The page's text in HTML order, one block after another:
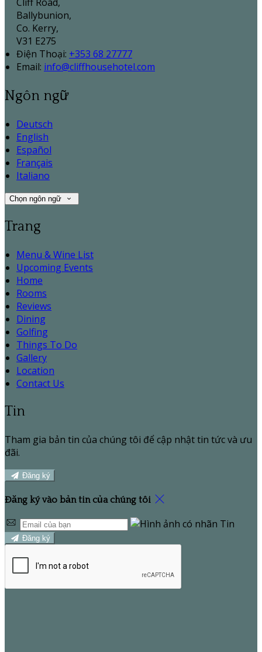
Ballybunion,
Co. Kerry,
V31 E275
Điện Thoại: +353 68 27777
Email: info@cliffhousehotel.com
Ngôn ngữ
Deutsch
English
Español
Français
Italiano
Chọn ngôn ngữ
Trang
Menu & Wine List
Upcoming Events
Home
Rooms
Reviews
Dining
Golfing
Things To Do
Gallery
Location
Contact Us
Tin
Tham gia bản tin của chúng tôi để cập nhật tin tức và ưu
đãi.
Đăng ký
Đăng ký vào bản tin của chúng tôi
Đăng ký